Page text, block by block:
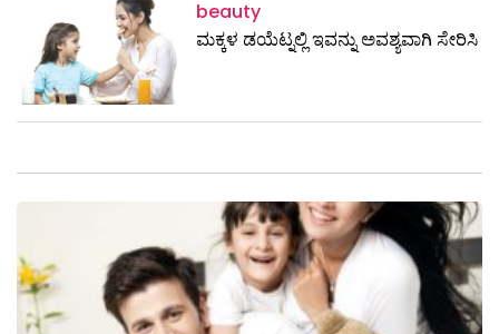
beauty
ಮಕ್ಕಳ ಡಯೆಟ್ನಲ್ಲಿ ಇವನ್ನು ಅವಶ್ಯವಾಗಿ ಸೇರಿಸಿ